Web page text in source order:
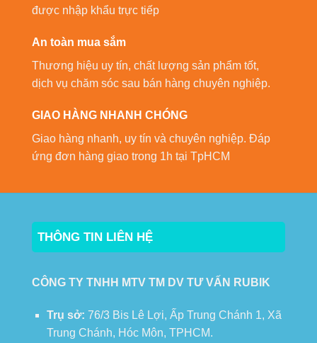
được nhập khẩu trực tiếp
An toàn mua sắm
Thương hiệu uy tín, chất lượng sản phẩm tốt,
dịch vụ chăm sóc sau bán hàng chuyên nghiệp.
GIAO HÀNG NHANH CHÓNG
Giao hàng nhanh, uy tín và chuyên nghiệp. Đáp
ứng đơn hàng giao trong 1h tại TpHCM
THÔNG TIN LIÊN HỆ
CÔNG TY TNHH MTV TM DV TƯ VẤN RUBIK
Trụ sở: 76/3 Bis Lê Lợi, Ấp Trung Chánh 1, Xã
Trung Chánh, Hóc Môn, TPHCM.